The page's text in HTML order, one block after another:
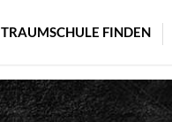
TRAUMSCHULE FINDEN